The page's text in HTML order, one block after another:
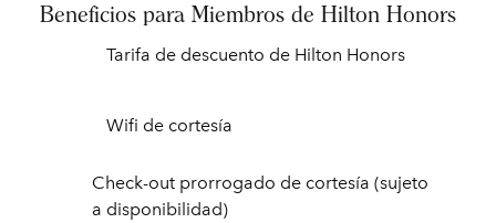
Beneficios para Miembros de Hilton Honors
Tarifa de descuento de Hilton Honors
Wifi de cortesía
Check-out prorrogado de cortesía (sujeto
a disponibilidad)